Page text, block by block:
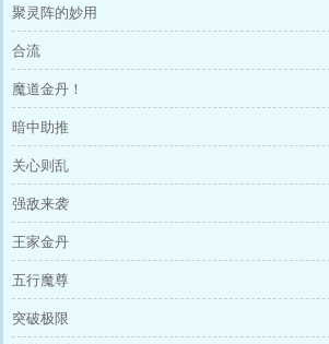
聚灵阵的妙用
合流
魔道金丹！
暗中助推
关心则乱
强敌来袭
王家金丹
五行魔尊
突破极限